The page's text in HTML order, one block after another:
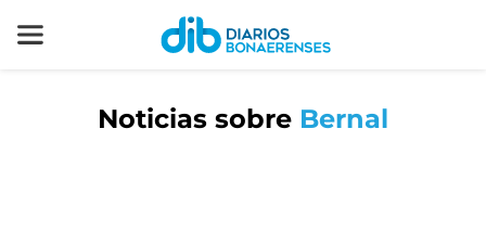
Noticias sobre Bernal